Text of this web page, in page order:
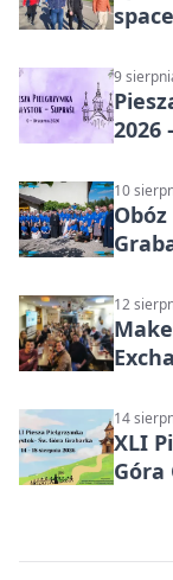
9
2026
10
12
14
XLI